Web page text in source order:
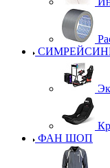
ФАН ШОП